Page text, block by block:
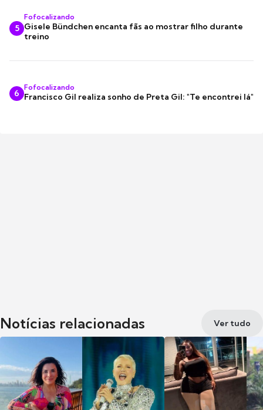
5
Fofocalizando
Gisele Bündchen encanta fãs ao mostrar filho durante
treino
6
Fofocalizando
Francisco Gil realiza sonho de Preta Gil: "Te encontrei lá"
Notícias relacionadas Ver tudo